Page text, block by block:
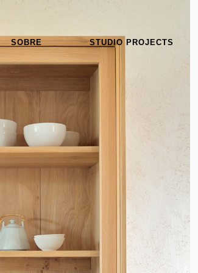
SOBRE STUDIO PROJECTS